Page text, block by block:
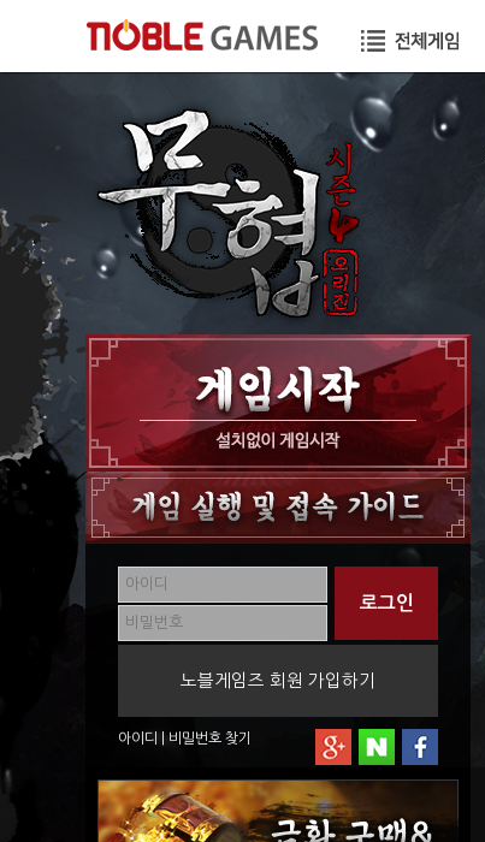
노블게임즈 회원 가입하기
아이디 비밀번호 찾기